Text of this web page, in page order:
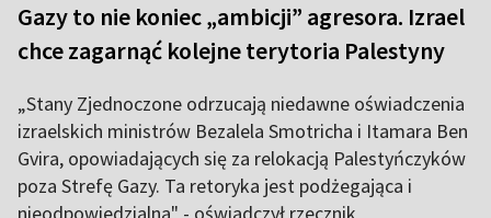
Gazy to nie koniec „ambicji” agresora. Izrael
chce zagarnąć kolejne terytoria Palestyny
„Stany Zjednoczone odrzucają niedawne oświadczenia
izraelskich ministrów Bezalela Smotricha i Itamara Ben
Gvira, opowiadających się za relokacją Palestyńczyków
poza Strefę Gazy. Ta retoryka jest podżegająca i